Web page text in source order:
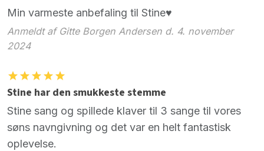
Min varmeste anbefaling til Stine♥️
Anmeldt af Gitte Borgen Andersen d. 4. november
2024
Stine har den smukkeste stemme
Stine sang og spillede klaver til 3 sange til vores
søns navngivning og det var en helt fantastisk
oplevelse.